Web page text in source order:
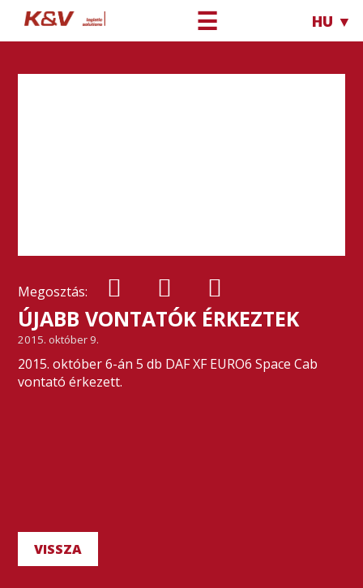
☰ HU ▼
Megosztás:
ÚJABB VONTATÓK ÉRKEZTEK
2015. október 9.
2015. október 6-án 5 db DAF XF EURO6 Space Cab
vontató érkezett.
VISSZA